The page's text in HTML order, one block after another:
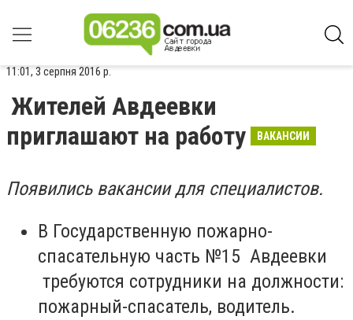
11:01, 3 серпня 2016 р.
Жителей Авдеевки
приглашают на работу
ВАКАНСИИ
Появились вакансии для специалистов.
В Государственную пожарно-
спасательную часть №15 Авдеевки
требуются сотрудники на должности:
пожарный-спасатель, водитель.